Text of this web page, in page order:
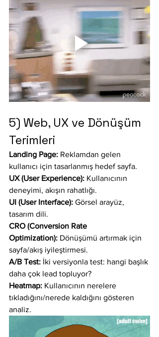
5) Web, UX ve Dönüşüm
Terimleri
Landing Page: Reklamdan gelen
kullanıcı için tasarlanmış hedef sayfa.
UX (User Experience): Kullanıcının
deneyimi, akışın rahatlığı.
UI (User Interface): Görsel arayüz,
tasarım dili.
CRO (Conversion Rate
Optimization): Dönüşümü artırmak için
sayfa/akış iyileştirmesi.
A/B Test: İki versiyonla test: hangi başlık
daha çok lead topluyor?
Heatmap: Kullanıcının nerelere
tıkladığını/nerede kaldığını gösteren
analiz.